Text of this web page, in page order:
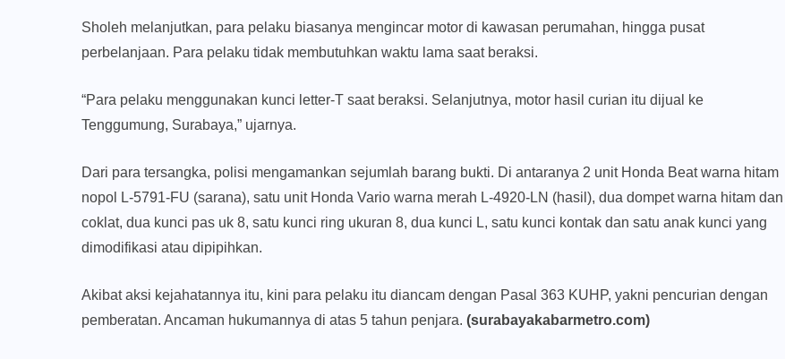
Sholeh melanjutkan, para pelaku biasanya mengincar motor di kawasan perumahan, hingga pusat
perbelanjaan. Para pelaku tidak membutuhkan waktu lama saat beraksi.
“Para pelaku menggunakan kunci letter-T saat beraksi. Selanjutnya, motor hasil curian itu dijual ke
Tenggumung, Surabaya,” ujarnya.
Dari para tersangka, polisi mengamankan sejumlah barang bukti. Di antaranya 2 unit Honda Beat warna hitam
nopol L-5791-FU (sarana), satu unit Honda Vario warna merah L-4920-LN (hasil), dua dompet warna hitam dan
coklat, dua kunci pas uk 8, satu kunci ring ukuran 8, dua kunci L, satu kunci kontak dan satu anak kunci yang
dimodifikasi atau dipipihkan.
Akibat aksi kejahatannya itu, kini para pelaku itu diancam dengan Pasal 363 KUHP, yakni pencurian dengan
pemberatan. Ancaman hukumannya di atas 5 tahun penjara. (surabayakabarmetro.com)